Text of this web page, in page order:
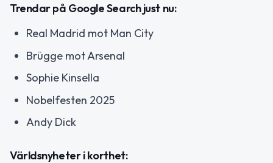
Trendar på Google Search just nu:
Real Madrid mot Man City
Brügge mot Arsenal
Sophie Kinsella
Nobelfesten 2025
Andy Dick
Världsnyheter i korthet: